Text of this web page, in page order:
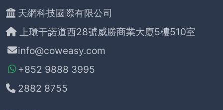
天網科技國際有限公司
上環干諾道西28號威勝商業大廈5樓510室
info@coweasy.com
+852 9888 3995
2882 8755